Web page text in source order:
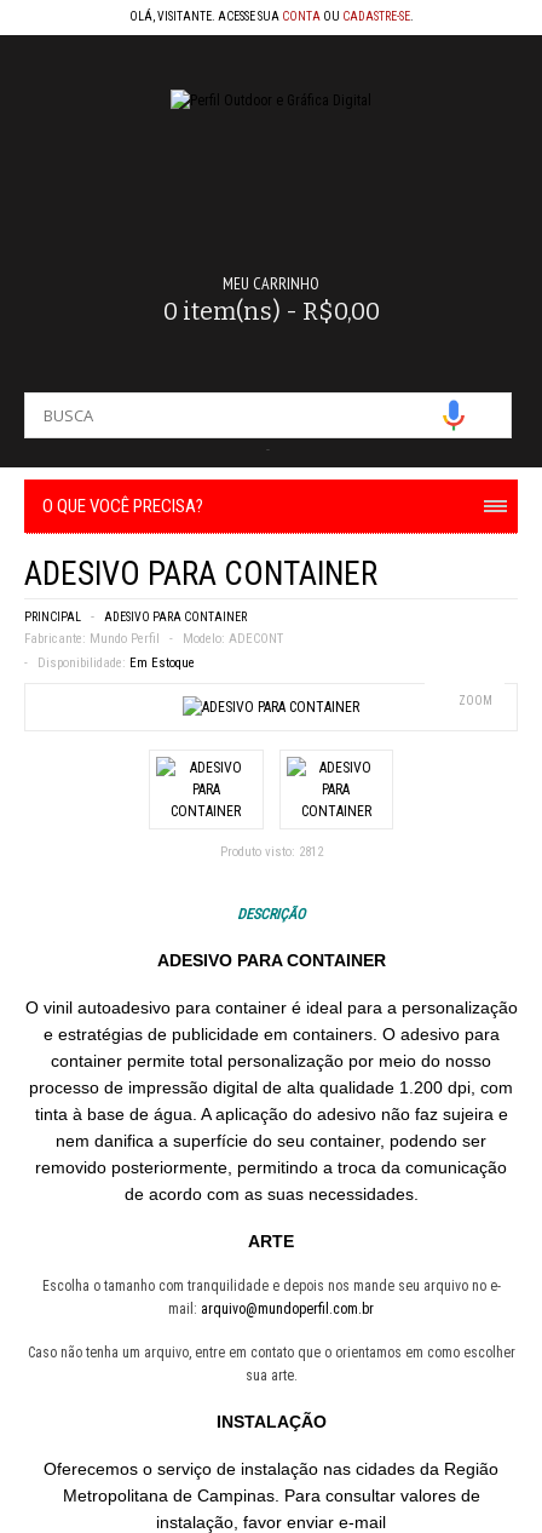
OLÁ, VISITANTE. ACESSE SUA CONTA OU CADASTRE-SE.
MEU CARRINHO
0 item(ns) - R$0,00
-
O QUE VOCÊ PRECISA?
ADESIVO PARA CONTAINER
PRINCIPAL ADESIVO PARA CONTAINER
Fabricante: Mundo Perfil Modelo: ADECONT
Disponibilidade: Em Estoque
ZOOM
Produto visto: 2812
DESCRIÇÃO
ADESIVO PARA CONTAINER
O vinil autoadesivo para container é ideal para a personalização
e estratégias de publicidade em containers. O adesivo para
container permite total personalização por meio do nosso
processo de impressão digital de alta qualidade 1.200 dpi, com
tinta à base de água. A aplicação do adesivo não faz sujeira e
nem danifica a superfície do seu container, podendo ser
removido posteriormente, permitindo a troca da comunicação
de acordo com as suas necessidades.
ARTE
Escolha o tamanho com tranquilidade e depois nos mande seu arquivo no e-
mail: arquivo@mundoperfil.com.br
Caso não tenha um arquivo, entre em contato que o orientamos em como escolher
sua arte.
INSTALAÇÃO
Oferecemos o serviço de instalação nas cidades da Região
Metropolitana de Campinas. Para consultar valores de
instalação, favor enviar e-mail